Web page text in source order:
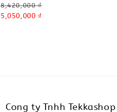
Regular
price
8,420,000 ₫
Sale
5,050,000 ₫
Cong ty Tnhh